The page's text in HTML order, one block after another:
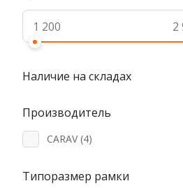
Наличие на складах
Производитель
CARAV (4)
Типоразмер рамки